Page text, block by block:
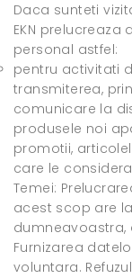
Daca sunteti
EKN
personal astfel:
pentru activitati
transmiterea,
comunicare la
produsele noi
promotii,
care le
Temei:
acest scop are
dumneavoastra,
Furnizarea
voluntara.